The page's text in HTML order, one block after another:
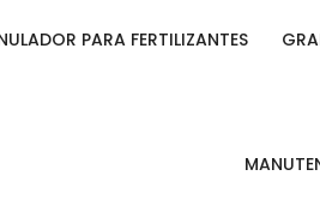
PARA FERTILIZANTES